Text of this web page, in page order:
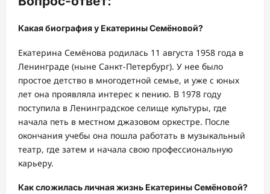
Какая биография у Екатерины Семёновой?
Екатерина Семёнова родилась 11 августа 1958 года в
Ленинграде (ныне Санкт-Петербург). У нее было
простое детство в многодетной семье, и уже с юных
лет она проявляла интерес к пению. В 1978 году
поступила в Ленинградское селище культуры, где
начала петь в местном джазовом оркестре. После
окончания учебы она пошла работать в музыкальный
театр, где затем и начала свою профессиональную
карьеру.
Как сложилась личная жизнь Екатерины Семёновой?